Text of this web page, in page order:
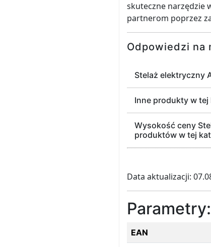
skuteczne narzędzie
partnerom poprzez
Odpowiedzi na
Stelaż elektryczny
Inne produkty w
Wysokość ceny
produktów w tej
Data aktualizacji:
Parametry:
EAN